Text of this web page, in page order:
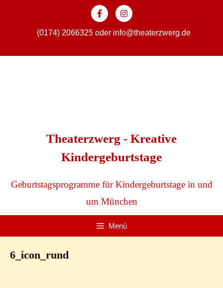
(0174) 2066325 oder info@theaterzwerg.de
Theaterzwerg - Kreative
Kindergeburtstage
Geburtstagsprogramme für Kindergeburtstage in und
um München
Menü
6_icon_rund